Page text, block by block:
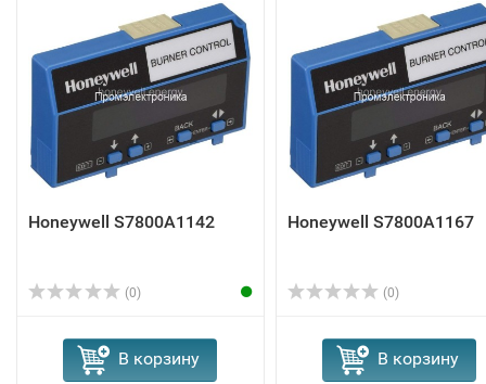
Honeywell S7800A1142
(0)
В корзину
Honeywell S7800A1167
(0)
В корзину